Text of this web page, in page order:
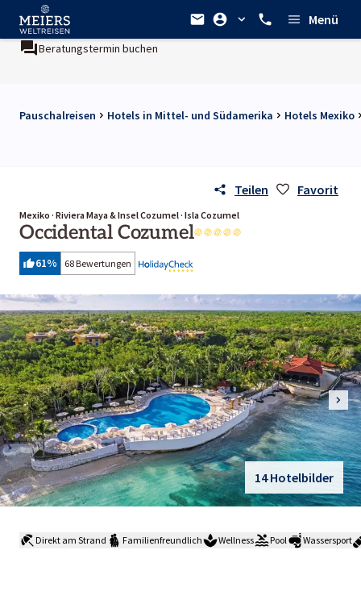
Menü
Beratungstermin buchen
Pauschalreisen Hotels in Mittel- und Südamerika Hotels Mexiko
Teilen Favorit
Mexiko · Riviera Maya & Insel Cozumel · Isla Cozumel
Occidental Cozumel
61% 68 Bewertungen
14 Hotelbilder
Direkt am Strand Familienfreundlich Wellness Pool Wassersport